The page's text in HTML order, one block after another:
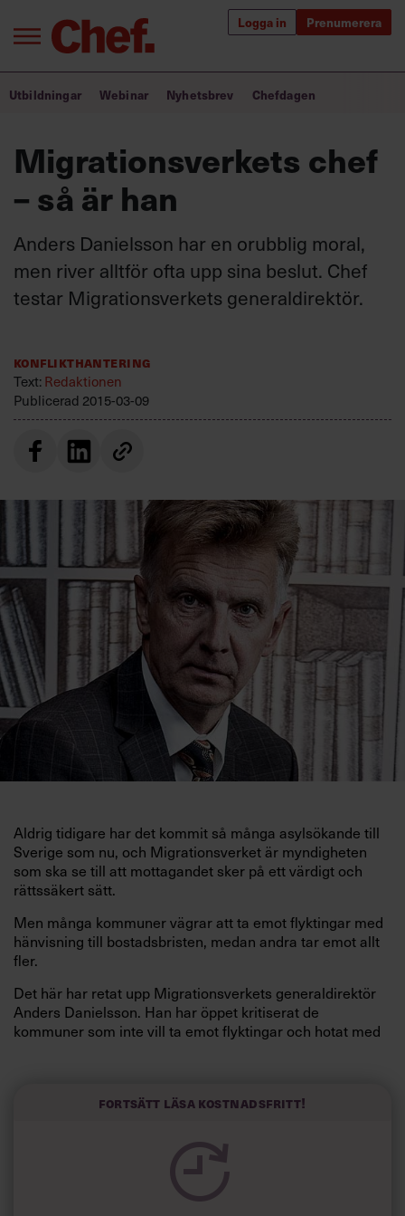
Logga in Prenumerera
Logga in
Prenumerera
Om oss
Kontakta oss
Kundservice
Villkor och policy för
personuppgiftsbehandling
Bra ledare förändrar världen
Utbildning för ledare
Chefakademin+
Populära utbildningar
Utbildningar Webinar Nyhetsbrev Chefdagen
Migrationsverkets chef
– så är han
Anders Danielsson har en orubblig moral,
men river alltför ofta upp sina beslut. Chef
testar Migrationsverkets generaldirektör.
Konflikthantering
Text:Redaktionen
Publicerad 2015-03-09
Aldrig tidigare har det kommit så många asylsök­ande till
Sverige som nu, och Migrationsverket är myndigheten
som ska se till att mottagandet sker på ett värdigt och
rättssäkert sätt.
Men många kommuner vägrar att ta emot flyktingar med
hänvisning till bostadsbristen, medan andra tar emot allt
fler.
Det här har retat upp Migrationsverkets generaldirektör
Anders Danielsson. Han har öppet kritiserat de
kommuner som inte vill ta emot flyktingar och hotat med
flykting­boenden för att motverka att privata företag gör
Huruvida detta är lagligt tvistar de lärde om, men Anders
Danielsson är beredd att ta fajten. Och bakom honom står
medarbetarna – stolta över att ha en chef som står för
Fortsätt läsa kostnadsfritt!